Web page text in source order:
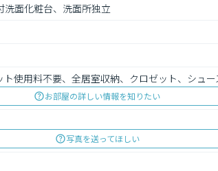
面化粧台、洗面所独立
使用料不要、全居室収納、クロゼット、シュ
お部屋の詳しい情報を知りたい
写真を送ってほしい